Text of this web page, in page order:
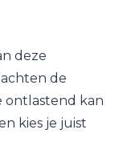
deze
de
ontlastend kan
kies je juist